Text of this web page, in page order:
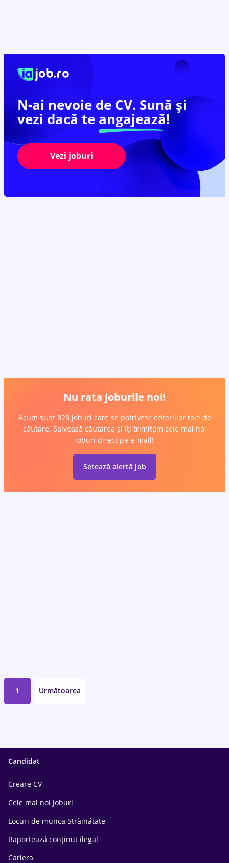
N-ai nevoie de CV. Sună și
vezi dacă te angajează!
Vezi joburi
Nu rata joburile noi!
Acum sunt 828 joburi care se potrivesc criteriilor tale de
căutare. Salvează căutarea și îți trimitem cele mai noi
joburi direct pe e-mail!
Setează alertă job
1 Următoarea
Candidat
Creare CV
Cele mai noi joburi
Locuri de munca Străinătate
Raportează conținut ilegal
Cariera